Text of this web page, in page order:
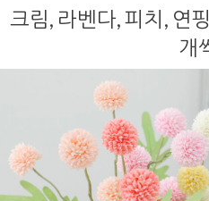
크림, 라벤다, 피치, 연
개